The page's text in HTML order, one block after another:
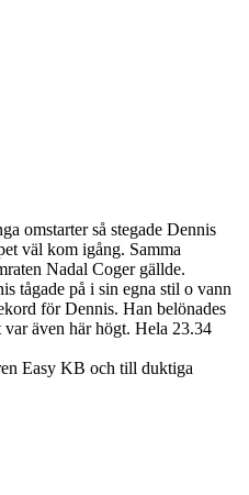
omstarter så stegade Dennis
väl kom igång. Samma
Nadal Coger gällde.
tågade på i sin egna stil o vann
för Dennis. Han belönades
även här högt. Hela 23.34
Easy KB och till duktiga